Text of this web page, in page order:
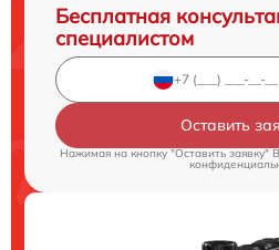
Бесплатная
специалистом
Оставить
Нажимая на кнопку "Оставить заявку"